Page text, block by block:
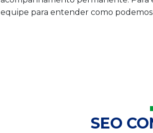
equipe para entender como
SEO